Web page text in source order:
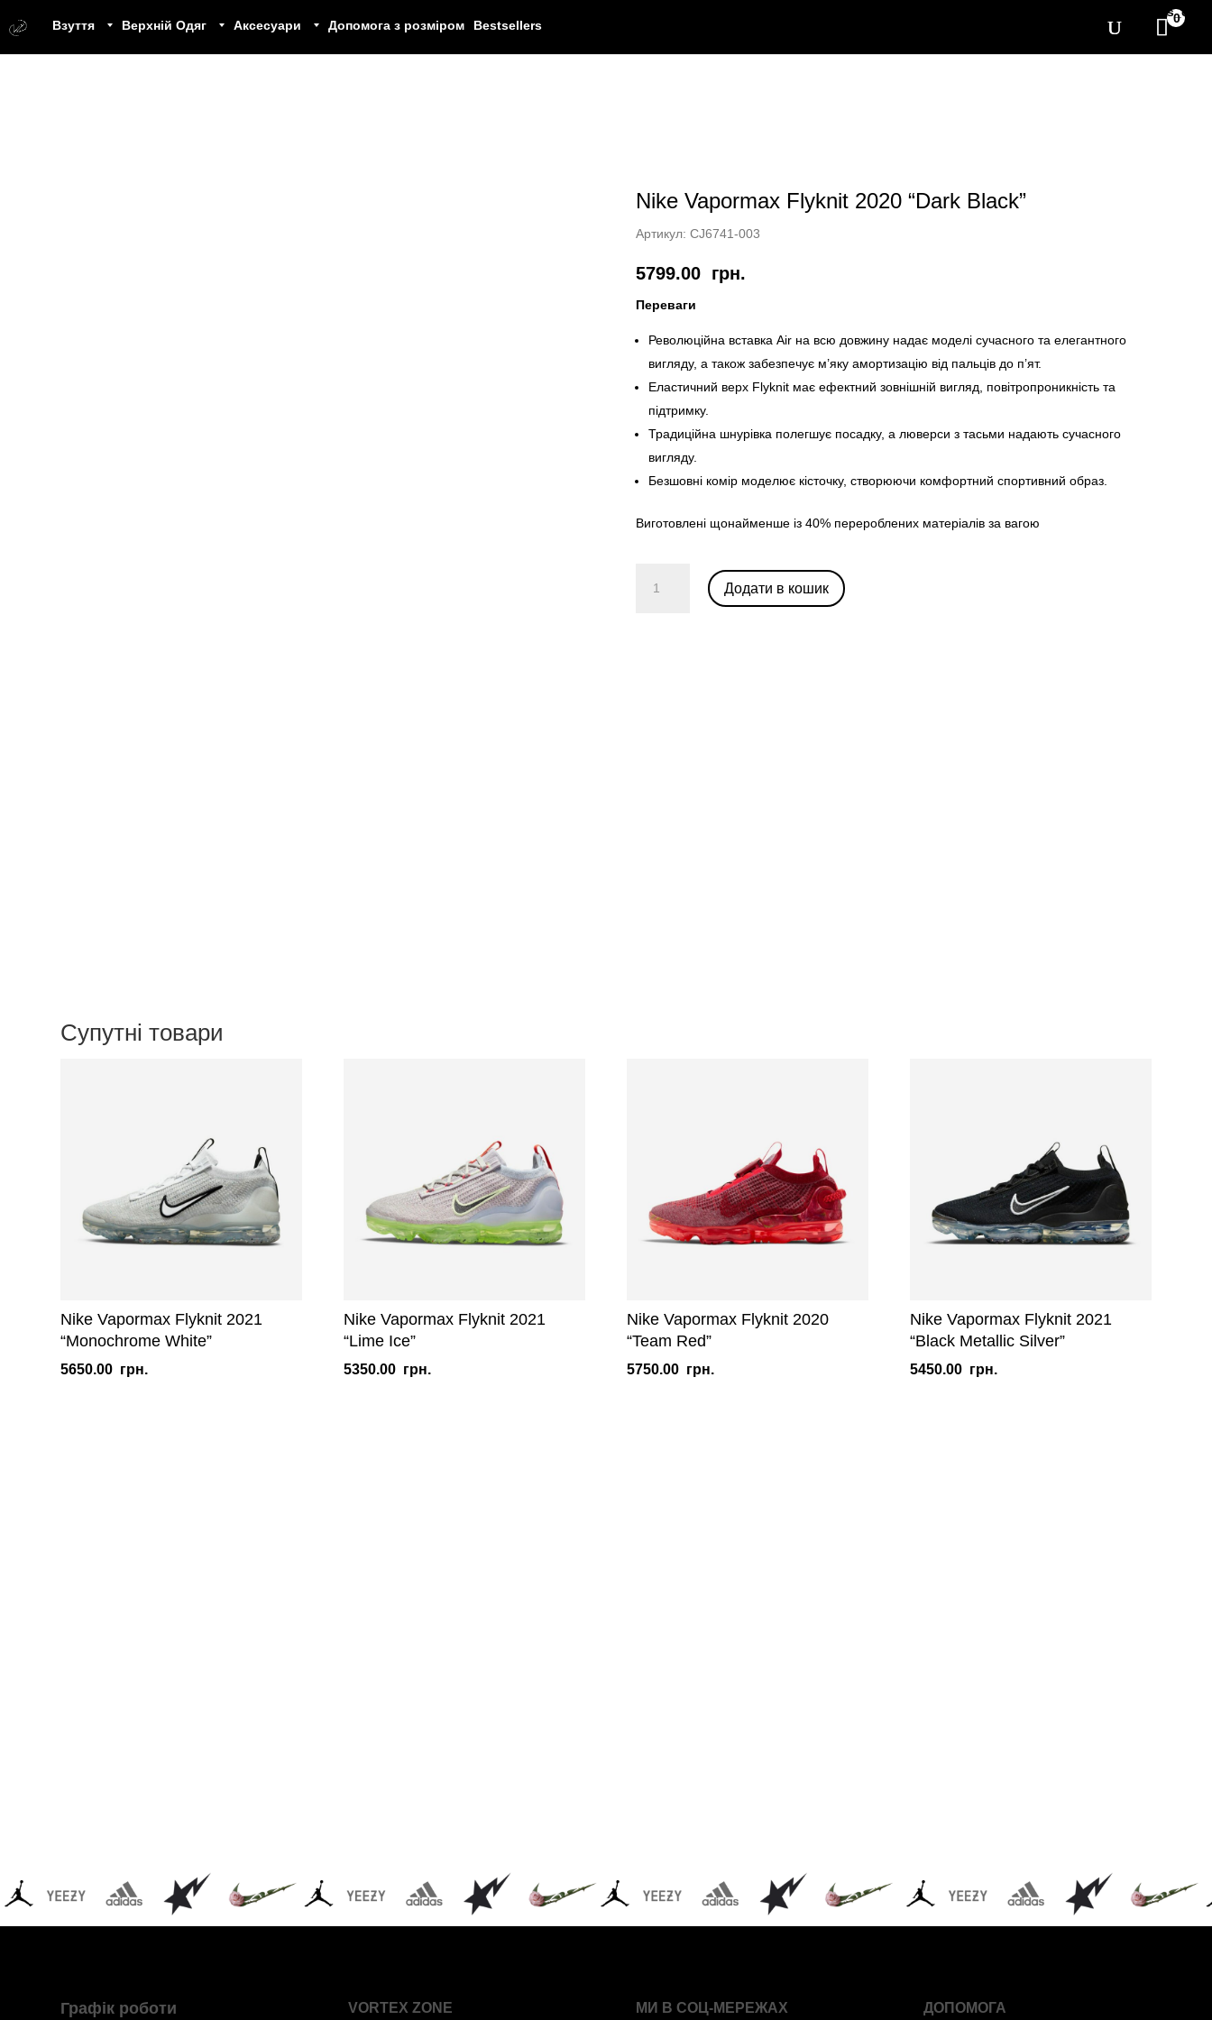
Взуття Верхній Одяг Аксесуари Допомога з розміром Bestsellers 0
Nike Vapormax Flyknit 2020 “Dark Black”
Артикул:CJ6741-003
5799.00 грн.
Переваги
Революційна вставка Air на всю довжину надає моделі сучасного та елегантного
вигляду, а також забезпечує м’яку амортизацію від пальців до п’ят.
Еластичний верх Flyknit має ефектний зовнішній вигляд, повітропроникність та
підтримку.
Традиційна шнурівка полегшує посадку, а люверси з тасьми надають сучасного
вигляду.
Безшовні комір моделює кісточку, створюючи комфортний спортивний образ.
Виготовлені щонайменше із 40% перероблених матеріалів за вагою
Vapormax
Додати в кошик
Супутні товари
Nike Vapormax Flyknit 2021
“Monochrome White”
5650.00 грн.
Nike Vapormax Flyknit 2021
“Lime Ice”
5350.00 грн.
Nike Vapormax Flyknit 2020
“Team Red”
5750.00 грн.
Nike Vapormax Flyknit 2021
“Black Metallic Silver”
5450.00 грн.
Графік роботи VORTEX ZONE МИ В СОЦ-МЕРЕЖАХ ДОПОМОГА